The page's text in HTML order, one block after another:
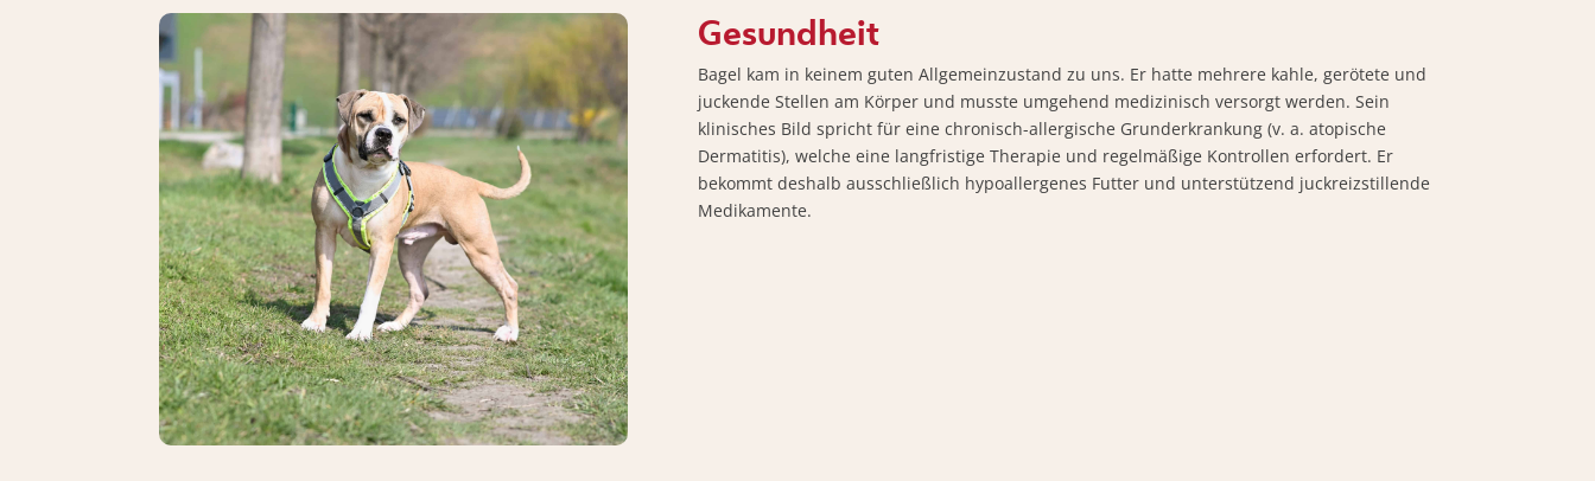
Gesundheit
Bagel kam in keinem guten Allgemeinzustand zu uns. Er hatte mehrere kahle, gerötete und
juckende Stellen am Körper und musste umgehend medizinisch versorgt werden. Sein
klinisches Bild spricht für eine chronisch-allergische Grunderkrankung (v. a. atopische
Dermatitis), welche eine langfristige Therapie und regelmäßige Kontrollen erfordert. Er
bekommt deshalb ausschließlich hypoallergenes Futter und unterstützend juckreizstillende
Medikamente.